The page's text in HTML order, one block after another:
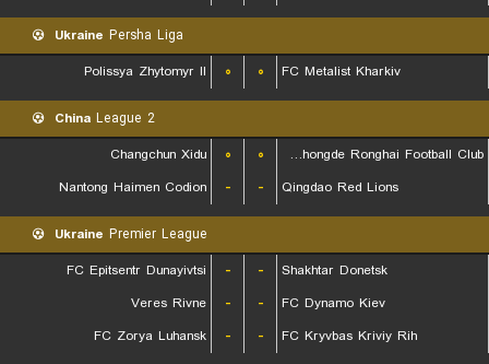
Ukraine Persha Liga
Polissya Zhytomyr II
۰ ۰ FC Metalist Kharkiv
China League 2
Changchun Xidu
۰ ۰
Shanxi Chongde Ronghai Football Club
Nantong Haimen Codion
- - Qingdao Red Lions
Ukraine Premier League
FC Epitsentr Dunayivtsi
- -
Shakhtar Donetsk
Veres Rivne
- -
FC Dynamo Kiev
FC Zorya Luhansk
- - FC Kryvbas Kriviy Rih